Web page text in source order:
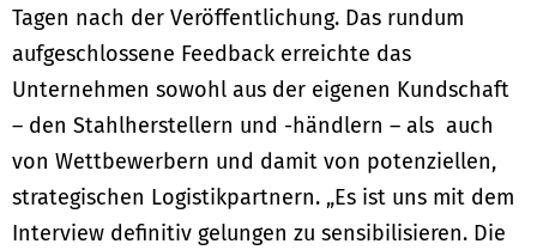
Tagen nach der Veröffentlichung. Das rundum
aufgeschlossene Feedback erreichte das
Unternehmen sowohl aus der eigenen Kundschaft
– den Stahlherstellern und -händlern – als auch
von Wettbewerbern und damit von potenziellen,
strategischen Logistikpartnern. „Es ist uns mit dem
Interview definitiv gelungen zu sensibilisieren. Die